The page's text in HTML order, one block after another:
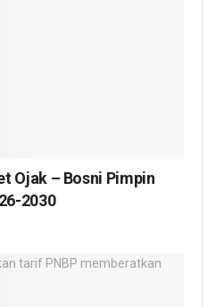
Ojak – Bosni Pimpin
2030